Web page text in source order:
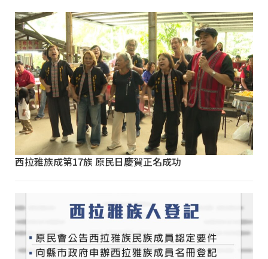
西拉雅族成第17族 原民日慶賀正名成功